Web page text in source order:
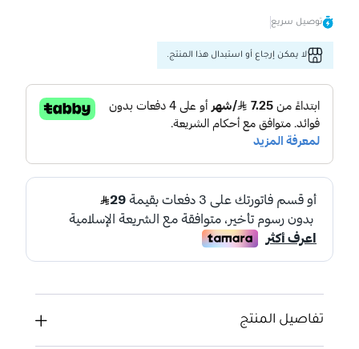
توصيل سريع
لا يمكن إرجاع أو استبدال هذا المنتج.
تفاصيل المنتج